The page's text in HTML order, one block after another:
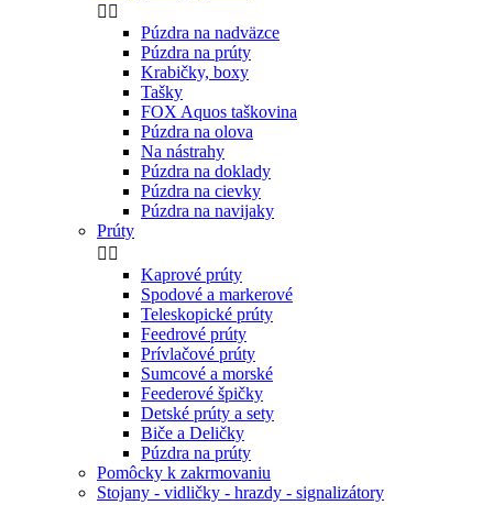
 
Púzdra na nadväzce
Púzdra na prúty
Krabičky, boxy
Tašky
FOX Aquos taškovina
Púzdra na olova
Na nástrahy
Púzdra na doklady
Púzdra na cievky
Púzdra na navijaky
Prúty
 
Kaprové prúty
Spodové a markerové
Teleskopické prúty
Feedrové prúty
Prívlačové prúty
Sumcové a morské
Feederové špičky
Detské prúty a sety
Biče a Deličky
Púzdra na prúty
Pomôcky k zakrmovaniu
Stojany - vidličky - hrazdy - signalizátory